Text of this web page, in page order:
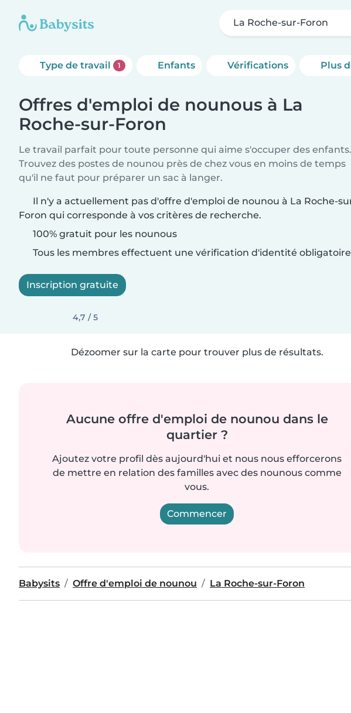
La Roche-sur-Foron
Type de travail 1 Enfants Vérifications Plus
Offres d'emploi de nounous à La
Roche-sur-Foron
Le travail parfait pour toute personne qui aime s'occuper des enfants.
Trouvez des postes de nounou près de chez vous en moins de temps
qu'il ne faut pour préparer un sac à langer.
Il n'y a actuellement pas d'offre d'emploi de nounou à La Roche-
Foron qui corresponde à vos critères de recherche.
100% gratuit pour les nounous
Tous les membres effectuent une vérification d'identité obligatoire
Inscription gratuite
4,7 / 5
Dézoomer sur la carte pour trouver plus de résultats.
Aucune offre d'emploi de nounou dans le
quartier ?
Ajoutez votre profil dès aujourd'hui et nous nous efforcerons
de mettre en relation des familles avec des nounous comme
vous.
Commencer
Babysits Offre d'emploi de nounou La Roche-sur-Foron